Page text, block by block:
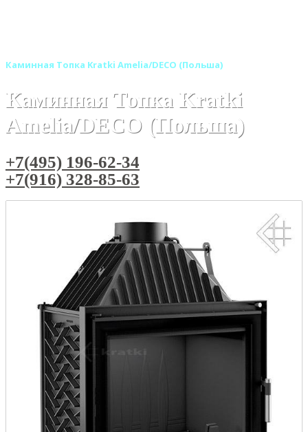
Каминная Топка Kratki Amelia/DECO (Польша)
Каминная Топка Kratki
Amelia/DECO (Польша)
+7(495) 196-62-34
+7(916) 328-85-63